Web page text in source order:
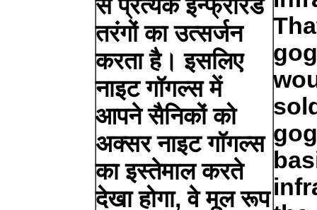
से प्रत्येक इन्फ्रारेड
तरंगों का उत्सर्जन
करता है। इसलिए
नाइट गॉगल्स में
आपने सैनिकों को
अक्सर नाइट गॉगल्स
का इस्तेमाल करते
देखा होगा, वे मूल रूप